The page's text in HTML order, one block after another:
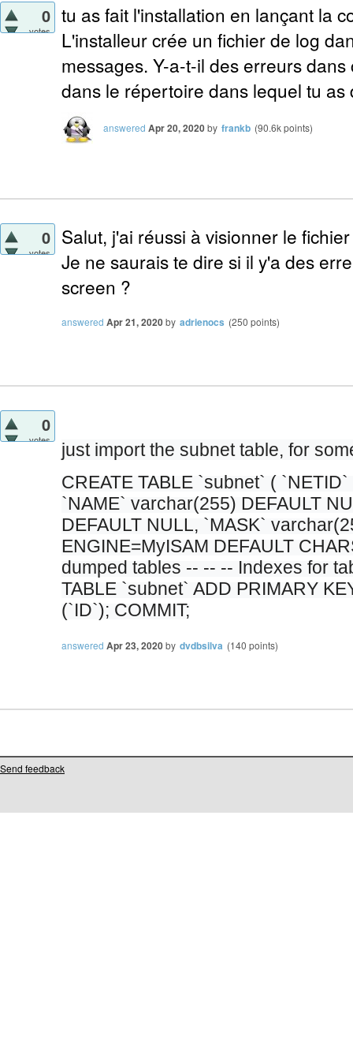
0
votes
tu as fait l'installation en lançant la
L'installeur crée un fichier de log
messages. Y-a-t-il des erreurs
dans le répertoire dans lequel tu as
answered Apr 20, 2020by frankb (90.6kpoints)
0
votes
Salut, j'ai réussi à visionner le
Je ne saurais te dire si il y'a des
screen ?
answered Apr 21, 2020by adrienocs (250 points)
0
votes
just import the subnet table, for
CREATE TABLE `subnet` (
`NAME` varchar(255) DEFAULT
DEFAULT NULL, `MASK`
ENGINE=MyISAM DEFAULT
dumped tables -- -- -- Indexes for
TABLE `subnet` ADD PRIMARY
(`ID`); COMMIT;
answered Apr 23, 2020by dvdbsilva (140 points)
Send feedback